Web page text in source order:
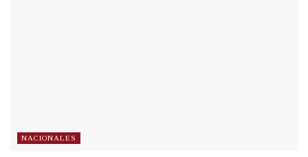
NACIONALES